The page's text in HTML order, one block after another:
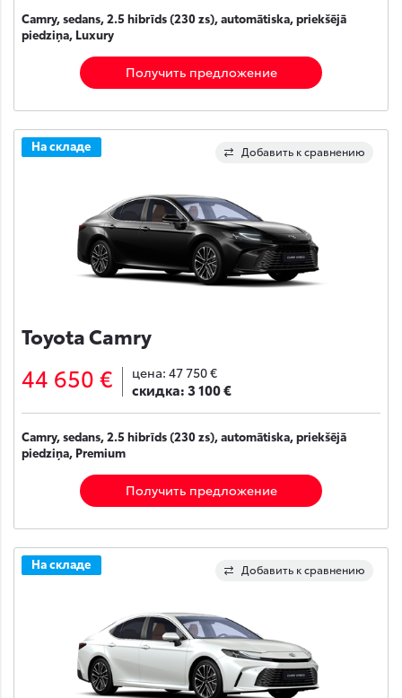
Camry, sedans, 2.5 hibrīds (230 zs), automātiska, priekšējā
piedziņa, Luxury
Получить предложение
Добавить к сравнению
На складе
Toyota Camry
44 650 € цена: 47 750 €
скидка:3 100 €
Camry, sedans, 2.5 hibrīds (230 zs), automātiska, priekšējā
piedziņa, Premium
Получить предложение
Добавить к сравнению
На складе